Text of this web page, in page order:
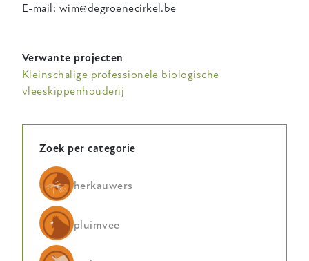
E-mail: wim@degroenecirkel.be
Verwante projecten
Kleinschalige professionele biologische
vleeskippenhouderij
Zoek per categorie
herkauwers
pluimvee